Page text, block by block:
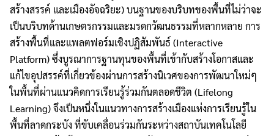
สร้างสรรค์ และเมืองอัจฉริยะ) บนฐานของบริบทของพื้นที่ไม่ว่าจะ
เป็นบริบทด้านเกษตรกรรมและมรดกวัฒนธรรมที่หลากหลาย การ
สร้างพื้นที่และแพลตฟอร์มเชิงปฏิสัมพันธ์ (Interactive
Platform) ซึ่งบูรณาการฐานทุนของพื้นที่เข้ากับสร้างโอกาสและ
แก้ไขอุปสรรค์ที่เกี่ยวข้องผ่านการสร้างนิเวศของการพัฒนาใหม่ๆ
ในพื้นที่ผ่านแนวคิดการเรียนรู้ร่วมกันตลอดชีวิต (Lifelong
Learning) จึงเป็นหนึ่งในแนวทางการสร้างเมืองแห่งการเรียนรู้ใน
พื้นที่ลาดกระบัง ที่ขับเคลื่อนร่วมกันระหว่างสถาบันเทคโนโลยี